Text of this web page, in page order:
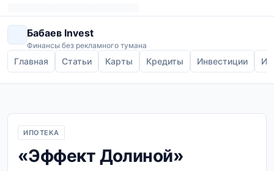
Бабаев Invest
Финансы без рекламного тумана
Главная Статьи Карты Кредиты Инвестиции
ИПОТЕКА
«Эффект Долиной»